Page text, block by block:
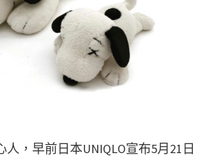
，早前日本UNIQLO宣布5月21日